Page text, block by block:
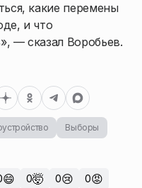
какие перемены
и что
— сказал Воробьев.
Выборы
😄 0🤯 0😢 0😡